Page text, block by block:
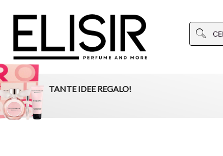
ELISIR
La tua destinazione per il beauty, i profumi e la parafarmacia
TANTE IDEE REGALO!